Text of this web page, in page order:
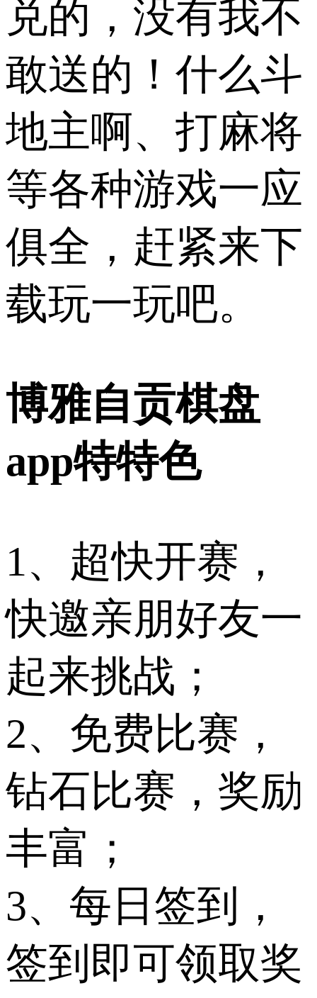
兑的，没有我不
敢送的！什么斗
地主啊、打麻将
等各种游戏一应
俱全，赶紧来下
载玩一玩吧。
博雅自贡棋盘
app特特色
1、超快开赛，
快邀亲朋好友一
起来挑战；
2、免费比赛，
钻石比赛，奖励
丰富；
3、每日签到，
签到即可领取奖